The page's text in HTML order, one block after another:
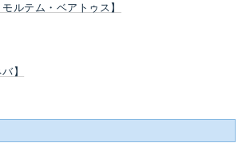
ルテム・ベアトゥス】
】